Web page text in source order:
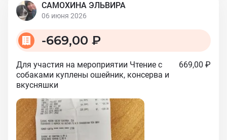
САМОХИНА ЭЛЬВИРА
06 июня 2026
-669,00 ₽
Для участия на мероприятии Чтение с
собаками куплены ошейник, консерва и
вкусняшки
669,00 ₽